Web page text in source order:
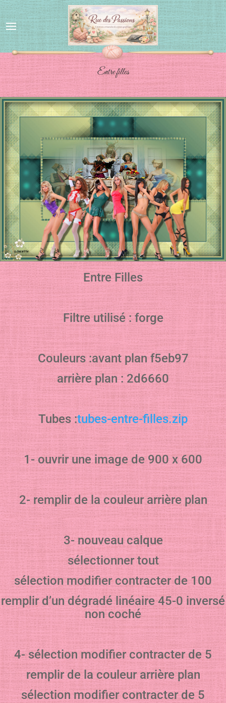
Entre filles
Entre Filles
Filtre utilisé : forge
Couleurs :avant plan f5eb97
arrière plan : 2d6660
Tubes :tubes-entre-filles.zip
1- ouvrir une image de 900 x 600
2- remplir de la couleur arrière plan
3- nouveau calque
sélectionner tout
sélection modifier contracter de 100
remplir d’un dégradé linéaire 45-0 inversé
non coché
4- sélection modifier contracter de 5
remplir de la couleur arrière plan
sélection modifier contracter de 5